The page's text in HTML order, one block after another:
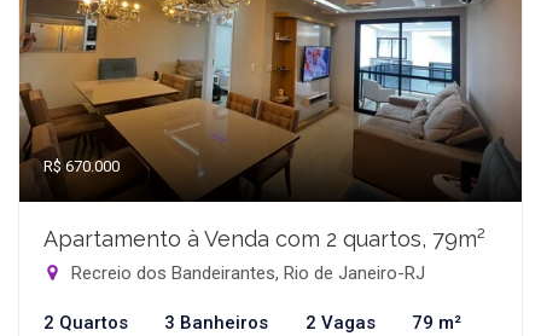
R$ 670.000
Apartamento à Venda com 2 quartos, 79m²
Recreio dos Bandeirantes, Rio de Janeiro-RJ
2 Quartos 3 Banheiros 2 Vagas 79 m²